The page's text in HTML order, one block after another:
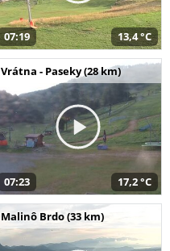
07:19 13,4 °C
Vrátna - Paseky (28 km)
07:23 17,2 °C
Malinô Brdo (33 km)